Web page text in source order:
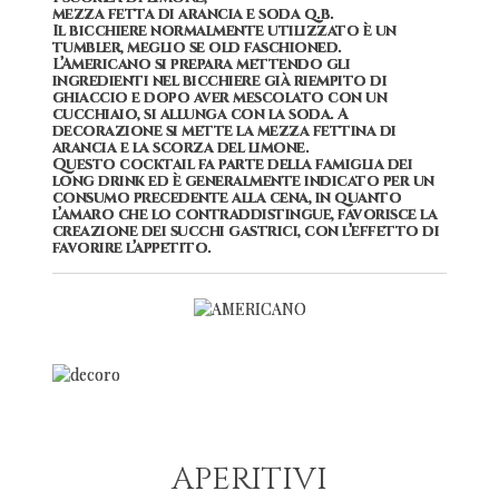
mezza fetta di arancia e soda q.b.
Il bicchiere normalmente utilizzato è un
tumbler, meglio se old faschioned.
L’Americano si prepara mettendo gli
ingredienti nel bicchiere già riempito di
ghiaccio e dopo aver mescolato con un
cucchiaio, si allunga con la soda. A
decorazione si mette la mezza fettina di
arancia e la scorza del limone.
Questo cocktail fa parte della famiglia dei
long drink ed è generalmente indicato per un
consumo precedente alla cena, in quanto
l’amaro che lo contraddistingue, favorisce la
creazione dei succhi gastrici, con l’effetto di
favorire l’appetito.
APERITIVI